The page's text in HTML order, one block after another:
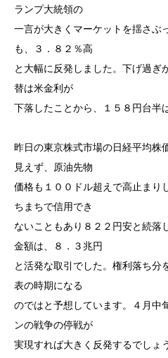
ランプ大統領の
一言が大きくマーケットを揺さぶ
も、３．８２％高
と大幅に反発しました。下げ過ぎ
替は米金利が
下落したことから、１５８円台半
昨日の東京株式市場の日経平均株
見えず、原油先物
価格も１００ドル超えで高止まり
ちまちで信用でき
ないこともあり８２２円安と続落
金額は、８．３兆円
と活発な取引でした。権利落ち分
表の時期になる
のではと予想しています。４月中
ンの戦争の停戦が
実現すれば大きく反発するでしょ